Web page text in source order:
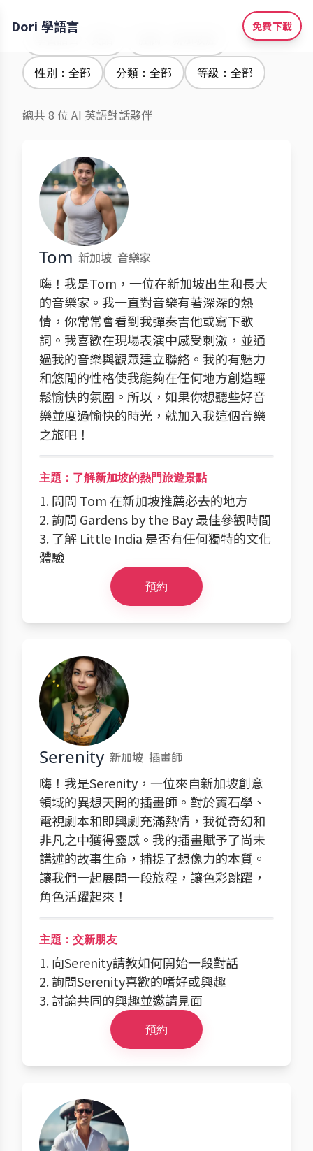
Dori 學語言 免費下載
性別：全部 分類：全部 等級：全部
總共 8 位 AI 英語對話夥伴
Tom 新加坡 音樂家
嗨！我是Tom，一位在新加坡出生和長大
的音樂家。我一直對音樂有著深深的熱
情，你常常會看到我彈奏吉他或寫下歌
詞。我喜歡在現場表演中感受刺激，並通
過我的音樂與觀眾建立聯絡。我的有魅力
和悠閒的性格使我能夠在任何地方創造輕
鬆愉快的氛圍。所以，如果你想聽些好音
樂並度過愉快的時光，就加入我這個音樂
之旅吧！
主題：了解新加坡的熱門旅遊景點
1. 問問 Tom 在新加坡推薦必去的地方
2. 詢問 Gardens by the Bay 最佳參觀時間
3. 了解 Little India 是否有任何獨特的文化
體驗
預約
Serenity 新加坡 插畫師
嗨！我是Serenity，一位來自新加坡創意
領域的異想天開的插畫師。對於寶石學、
電視劇本和即興劇充滿熱情，我從奇幻和
非凡之中獲得靈感。我的插畫賦予了尚未
講述的故事生命，捕捉了想像力的本質。
讓我們一起展開一段旅程，讓色彩跳躍，
角色活躍起來！
主題：交新朋友
1. 向Serenity請教如何開始一段對話
2. 詢問Serenity喜歡的嗜好或興趣
3. 討論共同的興趣並邀請見面
預約